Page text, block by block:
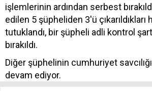
işlemlerinin ardından serbest
edilen 5 şüpheliden 3'ü çıkarıldıkları
tutuklandı, bir şüpheli adli kontrol
bırakıldı.
Diğer şüphelinin cumhuriyet
devam ediyor.